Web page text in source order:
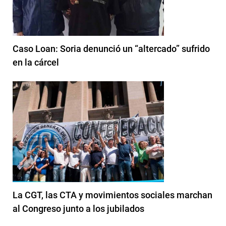
Caso Loan: Soria denunció un “altercado” sufrido
en la cárcel
La CGT, las CTA y movimientos sociales marchan
al Congreso junto a los jubilados